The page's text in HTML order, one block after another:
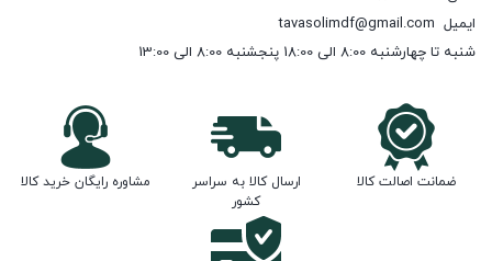
ایمیل tavasolimdf@gmail.com
شنبه تا چهارشنبه 8:00 الی 18:00 پنجشنبه 8:00 الی 13:00
ضمانت اصالت کالا
ارسال کالا به سراسر
کشور
مشاوره رایگان خرید کالا